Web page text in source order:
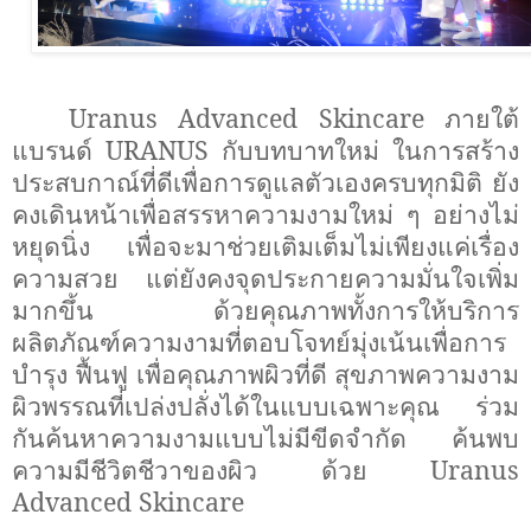
Uranus Advanced Skincare ภายใต้
แบรนด์ URANUS กับบทบาทใหม่ ในการสร้าง
ประสบกาณ์ที่ดีเพื่อการดูแลตัวเองครบทุกมิติ ยัง
คงเดินหน้าเพื่อสรรหาความงามใหม่ ๆ อย่างไม่
หยุดนิ่ง เพื่อจะมาช่วยเติมเต็มไม่เพียงแค่เรื่อง
ความสวย แต่ยังคงจุดประกายความมั่นใจเพิ่ม
มากขึ้น ด้วยคุณภาพทั้งการให้บริการ
ผลิตภัณฑ์ความงามที่ตอบโจทย์มุ่งเน้นเพื่อการ
บำรุง ฟื้นฟู เพื่อคุณภาพผิวที่ดี สุขภาพความงาม
ผิวพรรณที่เปล่งปลั่งได้ในแบบเฉพาะคุณ ร่วม
กันค้นหาความงามแบบไม่มีขีดจำกัด ค้นพบ
ความมีชีวิตชีวาของผิว ด้วย Uranus
Advanced Skincare